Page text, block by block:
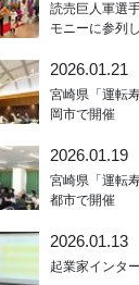
読売巨人軍選
モニーに参列
2026.01.21
宮崎県「運転
岡市で開催
2026.01.19
宮崎県「運転
都市で開催
2026.01.13
起業家インタ